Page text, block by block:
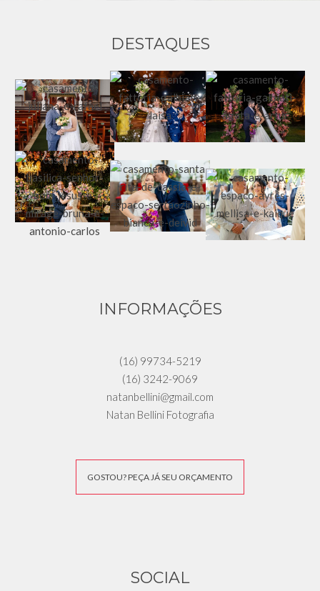
DESTAQUES
INFORMAÇÕES
(16) 99734-5219
(16) 3242-9069
natanbellini@gmail.com
Natan Bellini Fotografia
GOSTOU? PEÇA JÁ SEU ORÇAMENTO
SOCIAL